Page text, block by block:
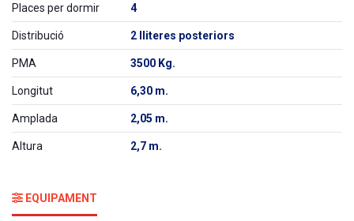
Places per dormir 4
Distribució 2 lliteres posteriors
PMA 3500 Kg.
Longitut 6,30 m.
Amplada 2,05 m.
Altura 2,7 m.
EQUIPAMENT